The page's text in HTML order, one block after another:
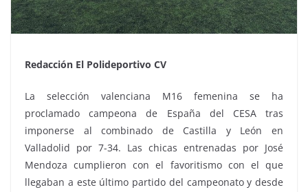
Redacción El Polideportivo CV
La selección valenciana M16 femenina se ha
proclamado campeona de España del CESA tras
imponerse al combinado de Castilla y León en
Valladolid por 7-34. Las chicas entrenadas por José
Mendoza cumplieron con el favoritismo con el que
llegaban a este último partido del campeonato y desde